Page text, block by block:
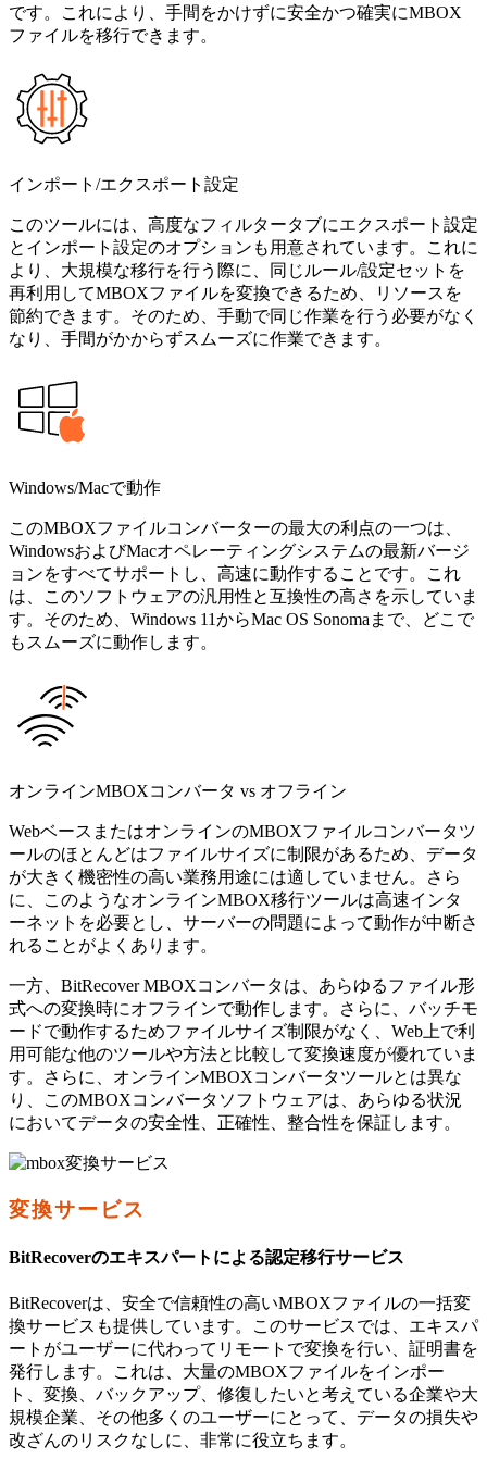
です。これにより、手間をかけずに安全かつ確実にMBOX
ファイルを移行できます。
インポート/エクスポート設定
このツールには、高度なフィルタータブにエクスポート設定
とインポート設定のオプションも用意されています。これに
より、大規模な移行を行う際に、同じルール/設定セットを
再利用してMBOXファイルを変換できるため、リソースを
節約できます。そのため、手動で同じ作業を行う必要がなく
なり、手間がかからずスムーズに作業できます。
Windows/Macで動作
このMBOXファイルコンバーターの最大の利点の一つは、
WindowsおよびMacオペレーティングシステムの最新バージ
ョンをすべてサポートし、高速に動作することです。これ
は、このソフトウェアの汎用性と互換性の高さを示していま
す。そのため、Windows 11からMac OS Sonomaまで、どこで
もスムーズに動作します。
オンラインMBOXコンバータ vs オフライン
WebベースまたはオンラインのMBOXファイルコンバータツ
ールのほとんどはファイルサイズに制限があるため、データ
が大きく機密性の高い業務用途には適していません。さら
に、このようなオンラインMBOX移行ツールは高速インタ
ーネットを必要とし、サーバーの問題によって動作が中断さ
れることがよくあります。
一方、BitRecover MBOXコンバータは、あらゆるファイル形
式への変換時にオフラインで動作します。さらに、バッチモ
ードで動作するためファイルサイズ制限がなく、Web上で利
用可能な他のツールや方法と比較して変換速度が優れていま
す。さらに、オンラインMBOXコンバータツールとは異な
り、このMBOXコンバータソフトウェアは、あらゆる状況
においてデータの安全性、正確性、整合性を保証します。
変換サービス
BitRecoverのエキスパートによる認定移行サービス
BitRecoverは、安全で信頼性の高いMBOXファイルの一括変
換サービスも提供しています。このサービスでは、エキスパ
ートがユーザーに代わってリモートで変換を行い、証明書を
発行します。これは、大量のMBOXファイルをインポー
ト、変換、バックアップ、修復したいと考えている企業や大
規模企業、その他多くのユーザーにとって、データの損失や
改ざんのリスクなしに、非常に役立ちます。